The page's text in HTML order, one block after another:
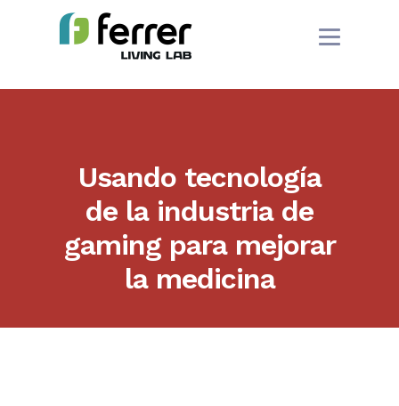
Usando tecnología
de la industria de
gaming para mejorar
la medicina